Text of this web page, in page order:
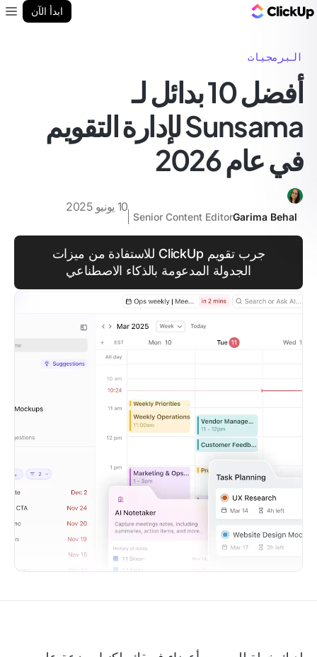
ابدأ الآن
البرمجيات
أفضل 10 بدائل لـ
Sunsama لإدارة التقويم
في عام 2026
Garima Behal
Senior Content Editor
10 يونيو 2025
جرب تقويم ClickUp للاستفادة من ميزات
الجدولة المدعومة بالذكاء الاصطناعي